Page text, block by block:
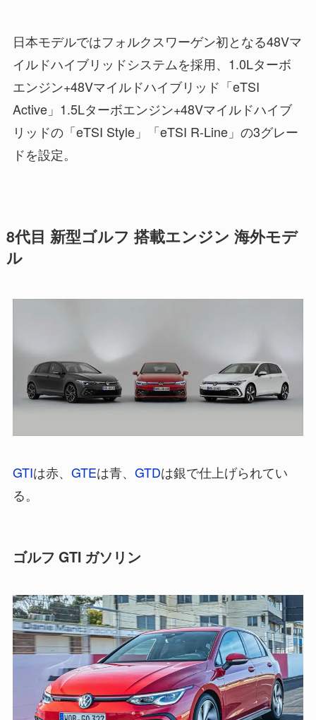
日本モデルではフォルクスワーゲン初となる48Vマ
イルドハイブリッドシステムを採用、1.0Lターボ
エンジン+48Vマイルドハイブリッド「eTSI
Active」1.5Lターボエンジン+48Vマイルドハイブ
リッドの「eTSI Style」「eTSI R-Line」の3グレー
ドを設定。
8代目 新型ゴルフ 搭載エンジン 海外モデ
ル
GTIは赤、 GTEは青、 GTDは銀で仕上げられてい
る。
ゴルフ GTI ガソリン